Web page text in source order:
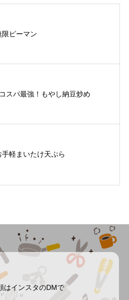
限ピーマン
スパ最強！もやし納豆炒め
手軽まいたけ天ぷら
はインスタのDMで